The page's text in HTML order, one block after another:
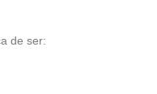
de ser: